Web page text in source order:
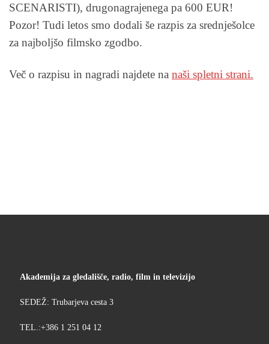
SCENARISTI), drugonagrajenega pa 600 EUR!
Pozor! Tudi letos smo dodali še razpis za srednješolce
za najboljšo filmsko zgodbo.
Več o razpisu in nagradi najdete na naši spletni strani.
Akademija za gledališče, radio, film in televizijo
SEDEŽ: Trubarjeva cesta 3
TEL.:+386 1 251 04 12